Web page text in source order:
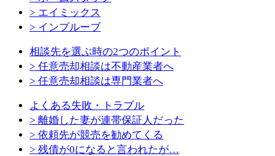
> エイミックス
> インプルーブ
相談先を選ぶ時の2つのポイント
> 任意売却相談は不動産業者へ
> 任意売却相談は専門業者へ
よくある失敗・トラブル
> 離婚した妻が連帯保証人だった
> 依頼先が競売を勧めてくる
> 残債が0になると言われたが…